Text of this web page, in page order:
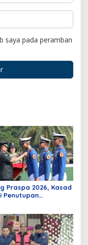
saya pada peramban
Praspa 2026, Kasad
Penutupan